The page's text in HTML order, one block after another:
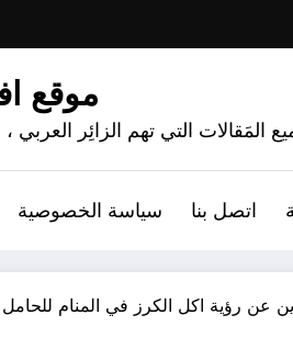
موقع
المَقالات التي تهم الزائِر
اتصل بنا سياسة الخصوصية
رؤية اكل الكرز في المنام للحامل